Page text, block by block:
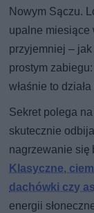
Nowym Sączu.
upalne miesiące
przyjemniej –
prostym
właśnie to
Sekret polega
skutecznie
nagrzewanie się
Klasyczne,
dachówki czy
energii